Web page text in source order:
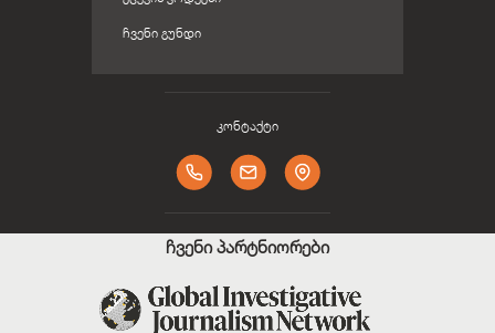
ᲩᲕᲔᲜᲘ ᲒᲣᲜᲓᲘ
კონტაქტი
ჩვენი პარტნიორები